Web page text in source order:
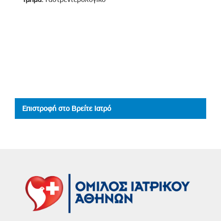
Επιστροφή στο Βρείτε Ιατρό